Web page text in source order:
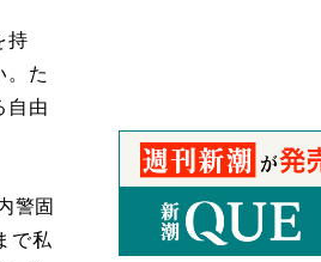
持
。た
自由
警固
で私